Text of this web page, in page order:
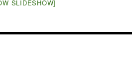
SLIDESHOW]